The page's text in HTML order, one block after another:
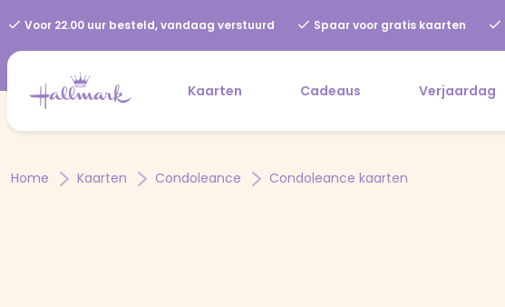
Voor 22.00 uur besteld, vandaag verstuurd Spaar voor gratis kaarten
Kaarten Cadeaus Verjaardag
Home Kaarten Condoleance Condoleance kaarten